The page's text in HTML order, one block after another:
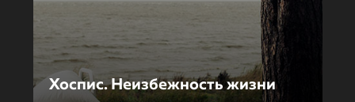
Хоспис. Неизбежность жизни